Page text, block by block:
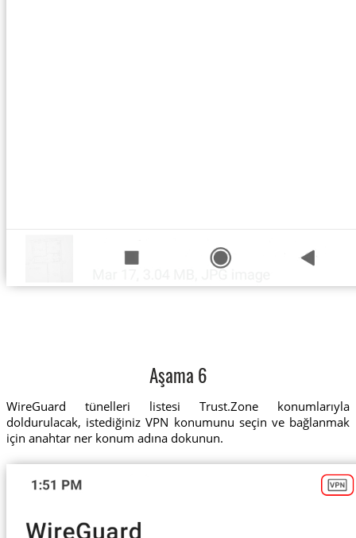
Aşama 6
WireGuard tünelleri listesi Trust.Zone konumlarıyla
doldurulacak, istediğiniz VPN konumunu seçin ve bağlanmak
için anahtar ner konum adına dokunun.